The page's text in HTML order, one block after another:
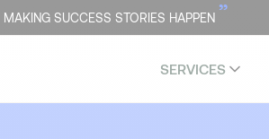
MAKING SUCCESS STORIES HAPPEN ”
SERVICES